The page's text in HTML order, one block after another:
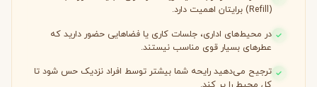
در محیط‌های اداری، جلسات کاری یا فضاهایی حضور دارید که
عطرهای بسیار قوی مناسب نیستند.
ترجیح می‌دهید رایحه شما بیشتر توسط افراد نزدیک حس شود تا
کل محیط را پر کند.